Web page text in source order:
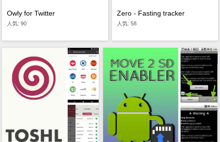
Owly for Twitter
人気: 90
Zero - Fasting tracker
人気: 58